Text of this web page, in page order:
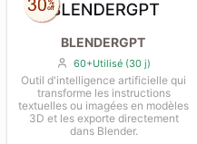
BLENDERGPT
60+Utilisé (30 j)
Outil d'intelligence artificielle qui
transforme les instructions
textuelles ou imagées en modèles
3D et les exporte directement
dans Blender.